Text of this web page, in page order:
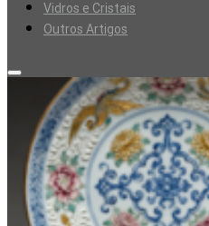
Vidros e Cristais
Outros Artigos